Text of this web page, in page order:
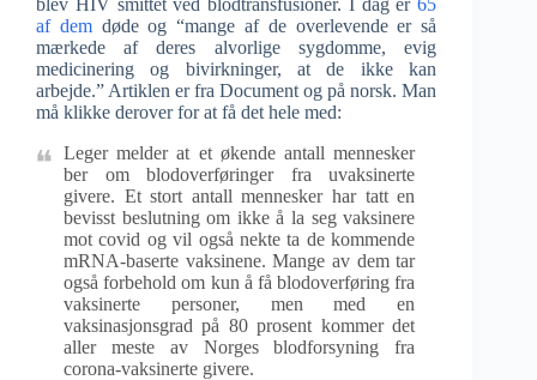
af demdøde og “mange af de overlevende er så
mærkede af deres alvorlige sygdomme, evig
medicinering og bivirkninger, at de ikke kan
arbejde.” Artiklen er fra Document og på norsk. Man
må klikke derover for at få det hele med:
Leger melder at et økende antall mennesker
ber om blodoverføringer fra uvaksinerte
givere. Et stort antall mennesker har tatt en
bevisst beslutning om ikke å la seg vaksinere
mot covid og vil også nekte ta de kommende
mRNA-baserte vaksinene. Mange av dem tar
også forbehold om kun å få blodoverføring fra
vaksinerte personer, men med en
vaksinasjonsgrad på 80 prosent kommer det
aller meste av Norges blodforsyning fra
corona-vaksinerte givere.